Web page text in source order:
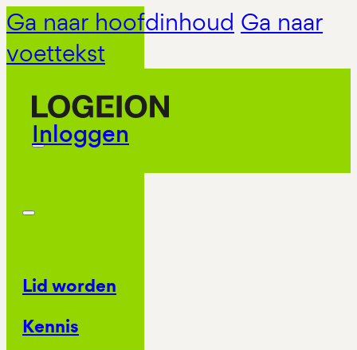
Ga naar hoofdinhoud Ga naar
voettekst
Inloggen
Lid worden
Kennis